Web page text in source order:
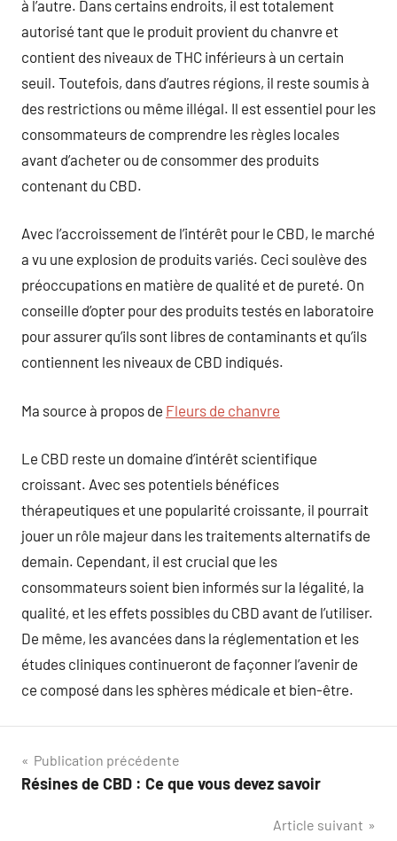
à l’autre. Dans certains endroits, il est totalement
autorisé tant que le produit provient du chanvre et
contient des niveaux de THC inférieurs à un certain
seuil. Toutefois, dans d’autres régions, il reste soumis à
des restrictions ou même illégal. Il est essentiel pour les
consommateurs de comprendre les règles locales
avant d’acheter ou de consommer des produits
contenant du CBD.
Avec l’accroissement de l’intérêt pour le CBD, le marché
a vu une explosion de produits variés. Ceci soulève des
préoccupations en matière de qualité et de pureté. On
conseille d’opter pour des produits testés en laboratoire
pour assurer qu’ils sont libres de contaminants et qu’ils
contiennent les niveaux de CBD indiqués.
Ma source à propos de Fleurs de chanvre
Le CBD reste un domaine d’intérêt scientifique
croissant. Avec ses potentiels bénéfices
thérapeutiques et une popularité croissante, il pourrait
jouer un rôle majeur dans les traitements alternatifs de
demain. Cependant, il est crucial que les
consommateurs soient bien informés sur la légalité, la
qualité, et les effets possibles du CBD avant de l’utiliser.
De même, les avancées dans la réglementation et les
études cliniques continueront de façonner l’avenir de
ce composé dans les sphères médicale et bien-être.
Navigation
de
Publication précédente
Résines de CBD : Ce que vous devez savoir
Article suivant